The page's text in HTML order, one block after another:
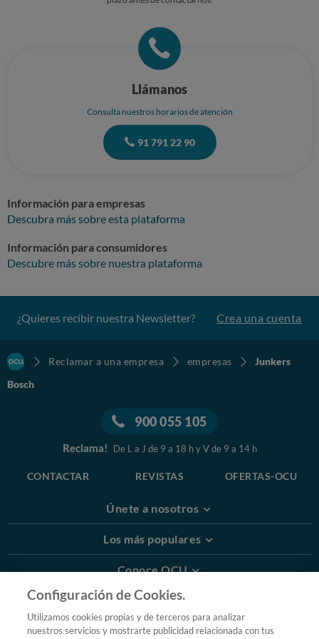
Llámanos
Consulta nuestros horarios de atención
91 791 22 90
Información para empresas
Descubra más sobre esta plataforma
Información para consumidores
Descubre más sobre nuestra plataforma
¿Quieres recibir nuestra Newsletter? Crea una cuenta
Reclamar a una empresa empresas
Junkers
Bosch
900 055 105
Reclama! De L a J de 9 a 18 h y V de 9 a 14 h
CONTACTAR REVISTAS OFERTAS-OCU
Únete a nosotros
Los más populares
Conoce OCU
Más Información
© 2026 OCU
Configuración de Cookies.
Utilizamos cookies propias y de terceros para analizar
nuestros servicios y mostrarte publicidad relacionada con tus